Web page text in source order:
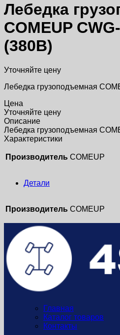
Лебедка
COMEUP
(380В)
Уточняйте цену
Лебедка грузоподъемная
Цена
Уточняйте цену
Описание
Лебедка грузоподъемная
Характеристики
Производитель COMEUP
Детали
Производитель COMEUP
Главная
Каталог товаров
Контакты